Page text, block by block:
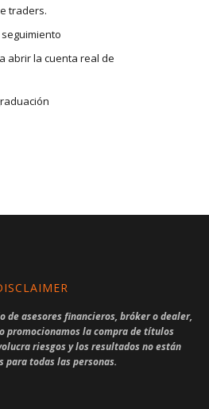
traders.
abrir la cuenta real de
de asesores financieros, bróker o dealer,
promocionamos la compra de títulos
riesgos y los resultados no están
para todas las personas.